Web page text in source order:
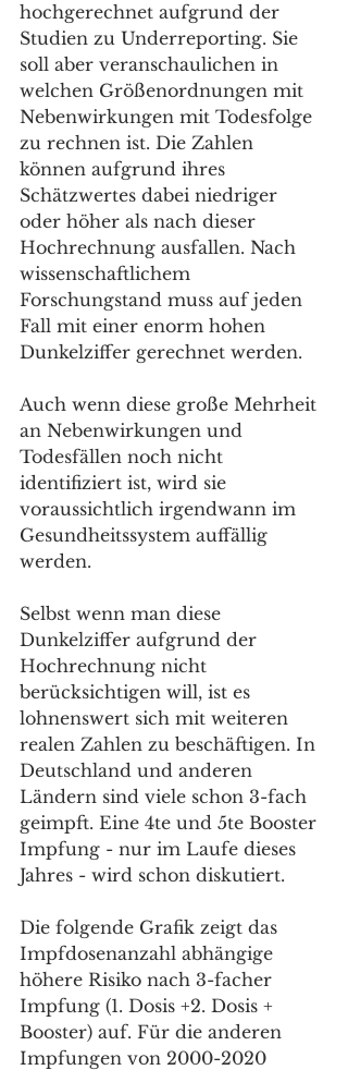
hochgerechnet aufgrund der
Studien zu Underreporting. Sie
soll aber veranschaulichen in
welchen Größenordnungen mit
Nebenwirkungen mit Todesfolge
zu rechnen ist. Die Zahlen
können aufgrund ihres
Schätzwertes dabei niedriger
oder höher als nach dieser
Hochrechnung ausfallen. Nach
wissenschaftlichem
Forschungstand muss auf jeden
Fall mit einer enorm hohen
Dunkelziffer gerechnet werden.
Auch wenn diese große Mehrheit
an Nebenwirkungen und
Todesfällen noch nicht
identifiziert ist, wird sie
voraussichtlich irgendwann im
Gesundheitssystem auffällig
werden.
Selbst wenn man diese
Dunkelziffer aufgrund der
Hochrechnung nicht
berücksichtigen will, ist es
lohnenswert sich mit weiteren
realen Zahlen zu beschäftigen. In
Deutschland und anderen
Ländern sind viele schon 3-fach
geimpft. Eine 4te und 5te Booster
Impfung - nur im Laufe dieses
Jahres - wird schon diskutiert.
Die folgende Grafik zeigt das
Impfdosenanzahl abhängige
höhere Risiko nach 3-facher
Impfung (1. Dosis +2. Dosis +
Booster) auf. Für die anderen
Impfungen von 2000-2020